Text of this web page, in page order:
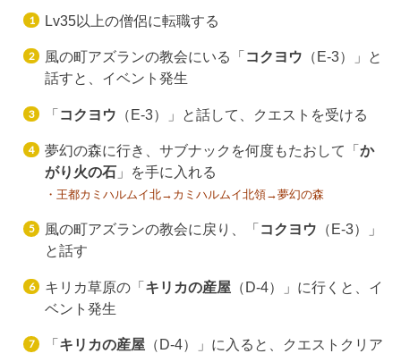
Lv35以上の僧侶に転職する
風の町アズランの教会にいる「コクヨウ （E-3）」と
話すと、イベント発生
「コクヨウ （E-3）」と話して、クエストを受ける
夢幻の森に行き、サブナックを何度もたおして「か
がり火の石」を手に入れる
・王都カミハルムイ北→カミハルムイ北領→夢幻の森
風の町アズランの教会に戻り、「 コクヨウ （E-3）」
と話す
キリカ草原の「キリカの産屋（D-4）」に行くと、イ
ベント発生
「 キリカの産屋（D-4）」に入ると、クエストクリア